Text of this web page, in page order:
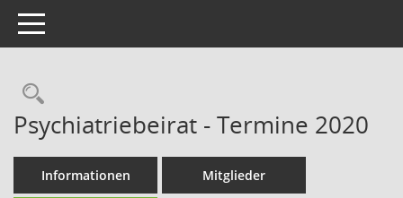
Toggle navigation
Rechercheauswahl
Psychiatriebeirat - Termine 2020
Informationen Mitglieder